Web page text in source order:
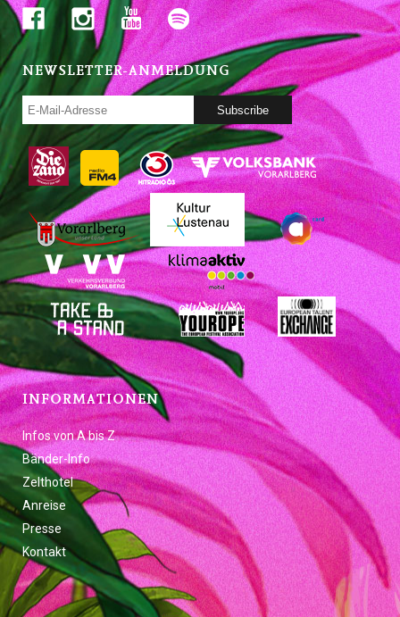
NEWSLETTER-ANMELDUNG
INFORMATIONEN
Infos von A bis Z
Bänder-Info
Zelthotel
Anreise
Presse
Kontakt